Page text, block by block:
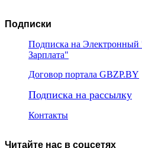
Подписки
Подписка на Электронный
Зарплата"
Договор портала GBZP.BY
Подписка на рассылку
Контакты
Читайте нас в соцсетях